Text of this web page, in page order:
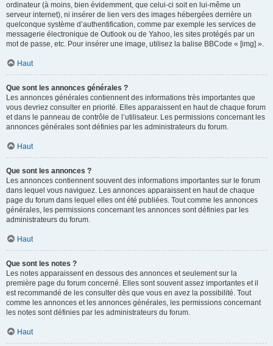
ordinateur (à moins, bien évidemment, que celui-ci soit en lui-même un
serveur internet), ni insérer de lien vers des images hébergées derrière un
quelconque système d’authentification, comme par exemple les services de
messagerie électronique de Outlook ou de Yahoo, les sites protégés par un
mot de passe, etc. Pour insérer une image, utilisez la balise BBCode « [img] ».
Haut
Que sont les annonces générales ?
Les annonces générales contiennent des informations très importantes que
vous devriez consulter en priorité. Elles apparaissent en haut de chaque forum
et dans le panneau de contrôle de l’utilisateur. Les permissions concernant les
annonces générales sont définies par les administrateurs du forum.
Haut
Que sont les annonces ?
Les annonces contiennent souvent des informations importantes sur le forum
dans lequel vous naviguez. Les annonces apparaissent en haut de chaque
page du forum dans lequel elles ont été publiées. Tout comme les annonces
générales, les permissions concernant les annonces sont définies par les
administrateurs du forum.
Haut
Que sont les notes ?
Les notes apparaissent en dessous des annonces et seulement sur la
première page du forum concerné. Elles sont souvent assez importantes et il
est recommandé de les consulter dès que vous en avez la possibilité. Tout
comme les annonces et les annonces générales, les permissions concernant
les notes sont définies par les administrateurs du forum.
Haut